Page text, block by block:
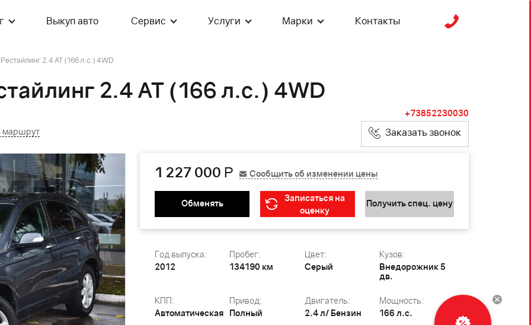
Выкуп авто Сервис Услуги Марки Контакты
2.4 AT (166 л.с.) 4WD
2.4 AT (166 л.с.) 4WD
маршрут
+73852230030
Заказать звонок
1 227 000 Р Сообщить об изменении цены
Обменять
Записаться на
оценку
Получить спец. цену
Год выпуска:
2012
Пробег:
134190 км
Цвет:
Серый
Кузов:
Внедорожник 5
дв.
КПП:
Автоматическая
Привод:
Полный
Двигатель:
2.4 л/ Бензин
Мощность:
166 л.с.
Рассчитать